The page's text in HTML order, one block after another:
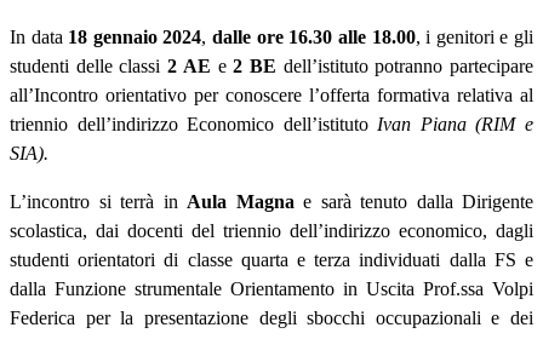
In data 18 gennaio 2024,dalle ore 16.30 alle 18.00, i genitori e gli
studenti delle classi2 AE e2 BE dell’istituto potranno partecipare
all’Incontro orientativo per conoscere l’offerta formativa relativa al
triennio dell’indirizzo Economico dell’istituto Ivan Piana (RIM e
SIA).
L’incontro si terrà in Aula Magna e sarà tenuto dalla Dirigente
scolastica, dai docenti del triennio dell’indirizzo economico, dagli
studenti orientatori di classe quarta e terza individuati dalla FS e
dalla Funzione strumentale Orientamento in Uscita Prof.ssa Volpi
Federica per la presentazione degli sbocchi occupazionali e dei